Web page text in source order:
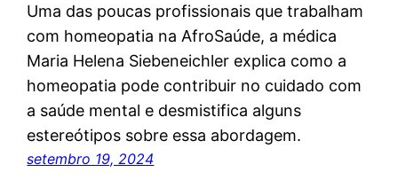
Uma das poucas profissionais que trabalham
com homeopatia na AfroSaúde, a médica
Maria Helena Siebeneichler explica como a
homeopatia pode contribuir no cuidado com
a saúde mental e desmistifica alguns
estereótipos sobre essa abordagem.
setembro 19, 2024